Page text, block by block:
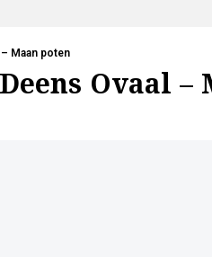
Maan poten
Ovaal –